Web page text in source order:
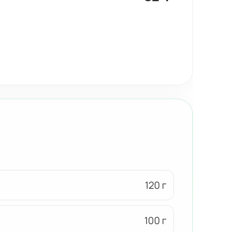
120 г
100 г